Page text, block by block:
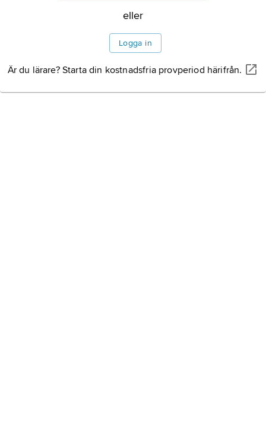
eller
Logga in
Är du lärare? Starta din kostnadsfria provperiod härifrån.